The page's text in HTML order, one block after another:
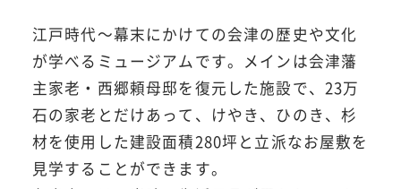
江戸時代～幕末にかけての会津の歴史や文化
が学べるミュージアムです。メインは会津藩
主家老・西郷頼母邸を復元した施設で、23万
石の家老とだけあって、けやき、ひのき、杉
材を使用した建設面積280坪と立派なお屋敷を
見学することができます。